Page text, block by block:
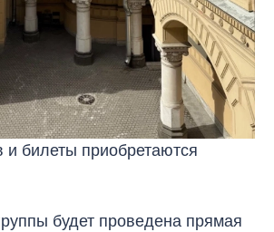
и билеты приобретаются
будет проведена прямая